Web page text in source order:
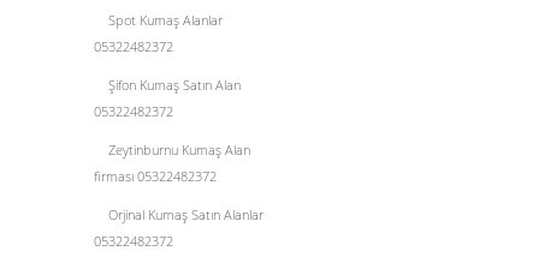
Spot Kumaş Alanlar
05322482372
Şifon Kumaş Satın Alan
05322482372
Zeytinburnu Kumaş Alan
firması 05322482372
Orjinal Kumaş Satın Alanlar
05322482372